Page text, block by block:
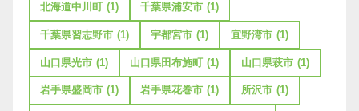
北海道中川町 (1) 千葉県浦安市 (1)
千葉県習志野市 (1) 宇都宮市 (1) 宜野湾市 (1)
山口県光市 (1) 山口県田布施町 (1) 山口県萩市 (1)
岩手県盛岡市 (1) 岩手県花巻市 (1) 所沢市 (1)